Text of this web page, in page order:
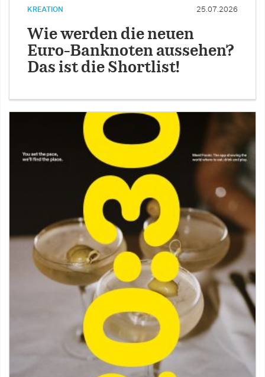
KREATION 25.07.2026
Wie werden die neuen
Euro-Banknoten aussehen?
Das ist die Shortlist!